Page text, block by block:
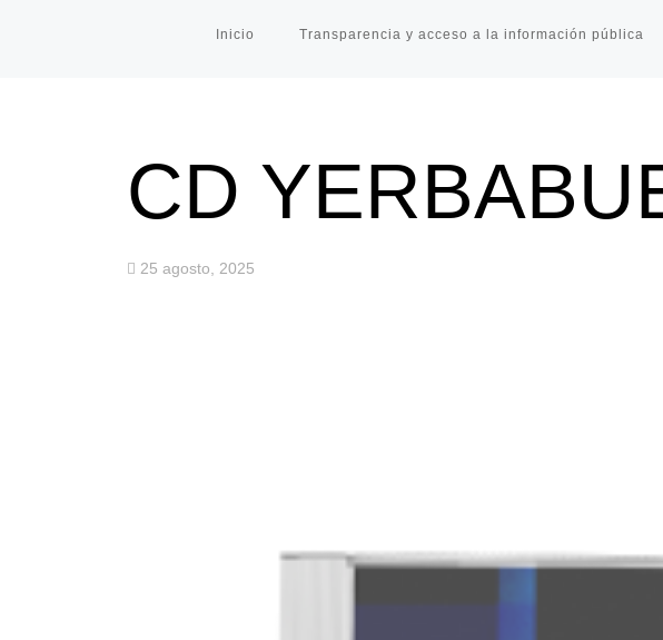
Inicio Transparencia y acceso a la información pública
CD
25 agosto, 2025